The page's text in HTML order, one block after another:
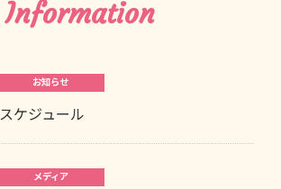
Information
お知らせ
ケジュール
メディア